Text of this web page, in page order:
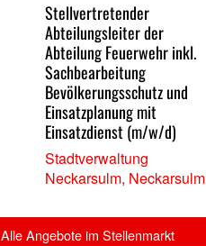
Stellvertretender
Abteilungsleiter der
Abteilung Feuerwehr inkl.
Sachbearbeitung
Bevölkerungsschutz und
Einsatzplanung mit
Einsatzdienst (m/w/d)
Stadtverwaltung
Neckarsulm, Neckarsulm
Alle Angebote im Stellenmarkt